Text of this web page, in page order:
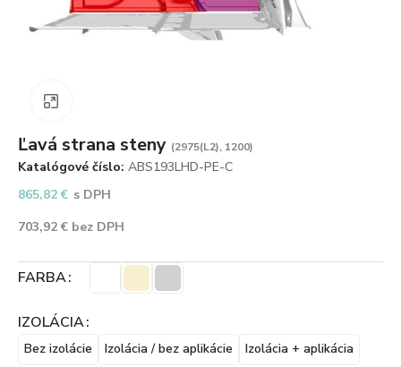
Ľavá strana steny (2975(L2), 1200)
Katalógové číslo: ABS193LHD-PE-C
865,82€ s DPH
703,92€ bez DPH
FARBA
IZOLÁCIA
Bez izolácie Izolácia / bez aplikácie Izolácia + aplikácia